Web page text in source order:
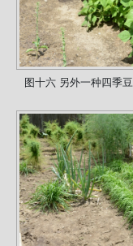
图十六 另外一种四季豆